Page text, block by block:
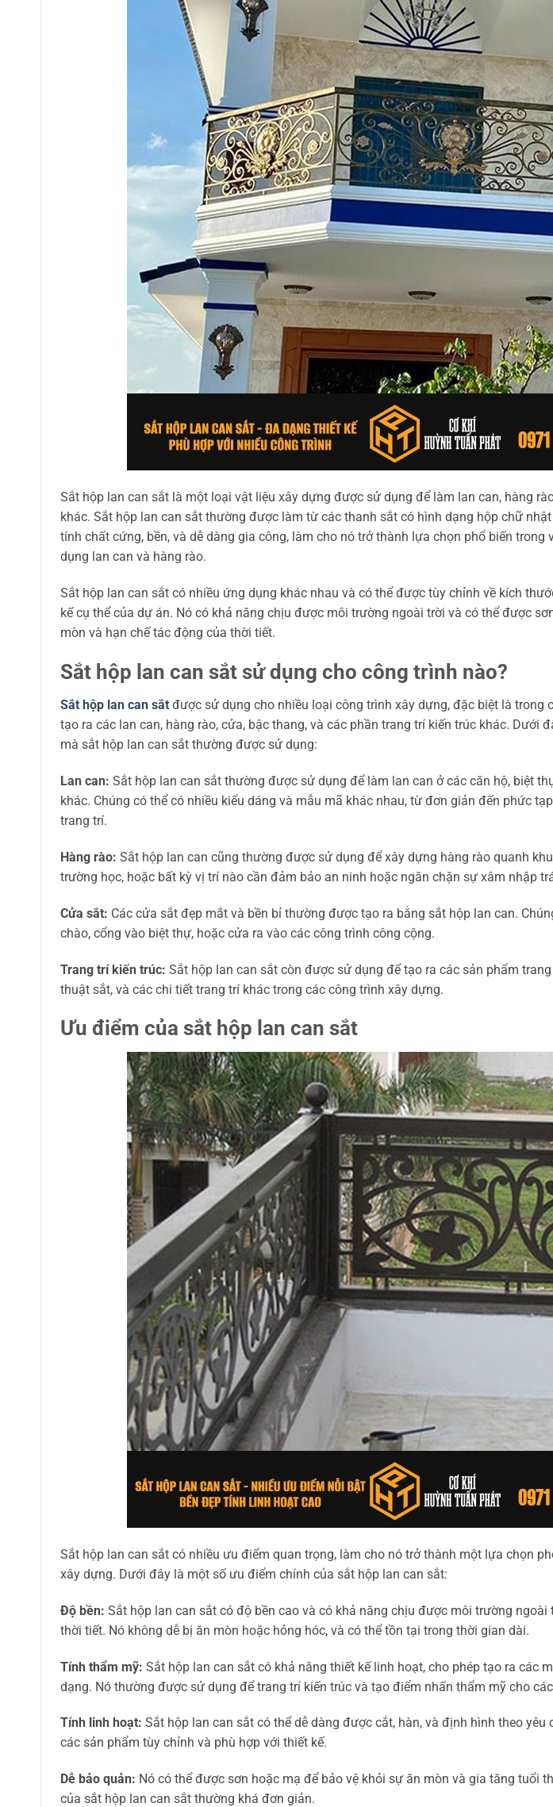
Sắt hộp lan can sắt là một loại vật liệu xây dựng được sử dụng để làm lan can, hàng
khác. Sắt hộp lan can sắt thường được làm từ các thanh sắt có hình dạng hộp chữ
tính chất cứng, bền, và dễ dàng gia công, làm cho nó trở thành lựa chọn phổ biến trong
dụng lan can và hàng rào.
Sắt hộp lan can sắt có nhiều ứng dụng khác nhau và có thể được tùy chỉnh về kích
kế cụ thể của dự án. Nó có khả năng chịu được môi trường ngoài trời và có thể được
mòn và hạn chế tác động của thời tiết.
Sắt hộp lan can sắt sử dụng cho công trình nào?
Sắt hộp lan can sắt được sử dụng cho nhiều loại công trình xây dựng, đặc biệt là trong
tạo ra các lan can, hàng rào, cửa, bậc thang, và các phần trang trí kiến trúc khác. Dưới
mà sắt hộp lan can sắt thường được sử dụng:
Lan can: Sắt hộp lan can sắt thường được sử dụng để làm lan can ở các căn hộ, biệt
khác. Chúng có thể có nhiều kiểu dáng và mẫu mã khác nhau, từ đơn giản đến phức
trang trí.
Hàng rào: Sắt hộp lan can cũng thường được sử dụng để xây dựng hàng rào quanh
trường học, hoặc bất kỳ vị trí nào cần đảm bảo an ninh hoặc ngăn chặn sự xâm nhập
Cửa sắt: Các cửa sắt đẹp mắt và bền bỉ thường được tạo ra bằng sắt hộp lan can.
chào, cổng vào biệt thự, hoặc cửa ra vào các công trình công cộng.
Trang trí kiến trúc: Sắt hộp lan can sắt còn được sử dụng để tạo ra các sản phẩm
thuật sắt, và các chi tiết trang trí khác trong các công trình xây dựng.
Ưu điểm của sắt hộp lan can sắt
Sắt hộp lan can sắt có nhiều ưu điểm quan trọng, làm cho nó trở thành một lựa chọn
xây dựng. Dưới đây là một số ưu điểm chính của sắt hộp lan can sắt:
Độ bền: Sắt hộp lan can sắt có độ bền cao và có khả năng chịu được môi trường ngoài
thời tiết. Nó không dễ bị ăn mòn hoặc hỏng hóc, và có thể tồn tại trong thời gian dài.
Tính thẩm mỹ: Sắt hộp lan can sắt có khả năng thiết kế linh hoạt, cho phép tạo ra các
dạng. Nó thường được sử dụng để trang trí kiến trúc và tạo điểm nhấn thẩm mỹ cho
Tính linh hoạt: Sắt hộp lan can sắt có thể dễ dàng được cắt, hàn, và định hình theo yêu
các sản phẩm tùy chỉnh và phù hợp với thiết kế.
Dễ bảo quản: Nó có thể được sơn hoặc mạ để bảo vệ khỏi sự ăn mòn và gia tăng tuổi
của sắt hộp lan can sắt thường khá đơn giản.